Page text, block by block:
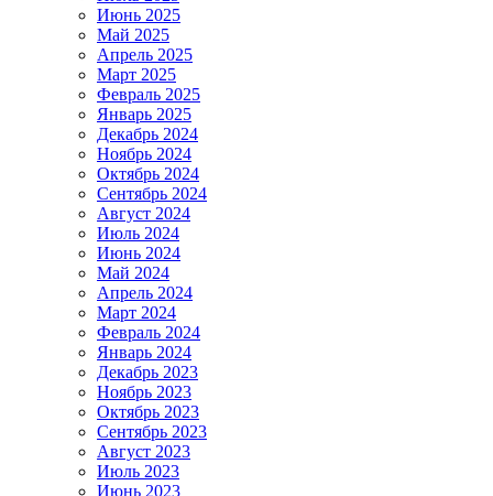
Июнь 2025
Май 2025
Апрель 2025
Март 2025
Февраль 2025
Январь 2025
Декабрь 2024
Ноябрь 2024
Октябрь 2024
Сентябрь 2024
Август 2024
Июль 2024
Июнь 2024
Май 2024
Апрель 2024
Март 2024
Февраль 2024
Январь 2024
Декабрь 2023
Ноябрь 2023
Октябрь 2023
Сентябрь 2023
Август 2023
Июль 2023
Июнь 2023